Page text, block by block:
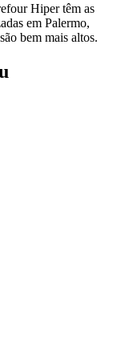
Hiper têm as
em Palermo,
bem mais altos.